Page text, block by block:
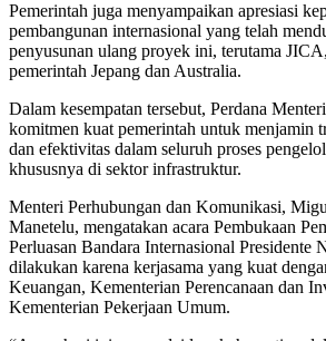
Pemerintah juga menyampaikan apresiasi
pembangunan internasional yang telah
penyusunan ulang proyek ini, terutama
pemerintah Jepang dan Australia.
Dalam kesempatan tersebut, Perdana
komitmen kuat pemerintah untuk menjamin
dan efektivitas dalam seluruh proses
khususnya di sektor infrastruktur.
Menteri Perhubungan dan Komunikasi,
Manetelu, mengatakan acara Pembukaan
Perluasan Bandara Internasional Presidente
dilakukan karena kerjasama yang kuat
Keuangan, Kementerian Perencanaan dan
Kementerian Pekerjaan Umum.